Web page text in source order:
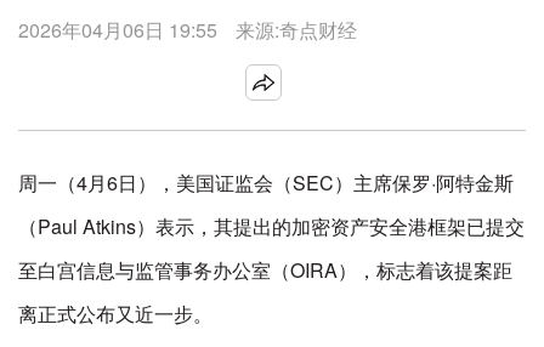
2026年04月06日 19:55 来源:奇点财经
周一（4月6日），美国证监会（SEC）主席保罗·阿特金斯
（Paul Atkins）表示，其提出的加密资产安全港框架已提交
至白宫信息与监管事务办公室（OIRA），标志着该提案距
离正式公布又近一步。